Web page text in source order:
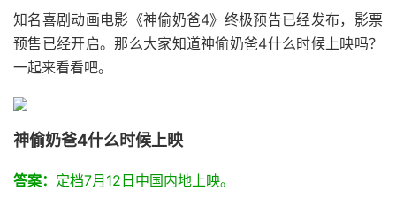
知名喜剧动画电影《神偷奶爸4》终极预告已经发布，影票
预售已经开启。那么大家知道神偷奶爸4什么时候上映吗？
一起来看看吧。
神偷奶爸4什么时候上映
答案： 定档7月12日中国内地上映。